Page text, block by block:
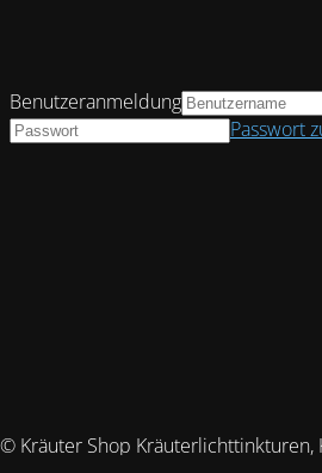
© Kräuter Shop Kräuterlichttinkturen,
Benutzeranmeldung
Passwort